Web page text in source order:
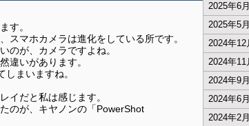
す。
スマホカメラは進化をしている所です。
のが、カメラですよね。
違いがあります。
まいますね。
イだと私は感じます。
のが、キヤノンの「PowerShot
2025年6月
2025年5月
2024年12
2024年11
2024年9月
2024年6月
2024年2月